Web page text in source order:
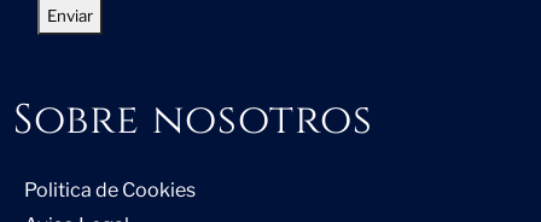
Sobre nosotros
Politica de Cookies